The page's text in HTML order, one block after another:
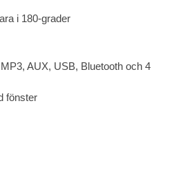
i 180-grader
AUX, USB, Bluetooth och 4
fönster